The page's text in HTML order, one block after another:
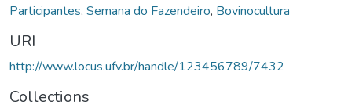
Participantes, Semana do Fazendeiro, Bovinocultura
URI
http://www.locus.ufv.br/handle/123456789/7432
Collections